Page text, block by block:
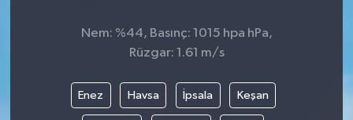
Nem: %44, Basınç: 1015 hpa hPa,
Rüzgar: 1.61 m/s
Enez Havsa İpsala Keşan